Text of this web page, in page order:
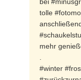
tolle
mehr
#winter